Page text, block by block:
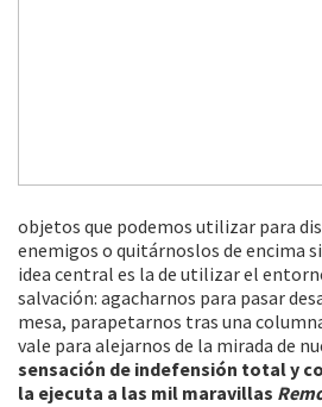
objetos que podemos utilizar para
enemigos o quitárnoslos de encima
idea central es la de utilizar el
salvación: agacharnos para pasar
mesa, parapetarnos tras una
vale para alejarnos de la mirada de
sensación de indefensión total y
la ejecuta a las mil maravillas